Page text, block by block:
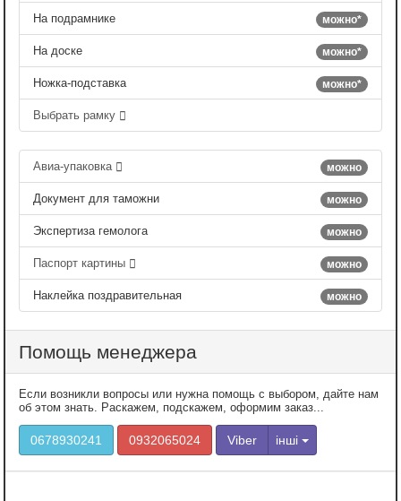
можно*
На подрамнике
можно*
На доске
можно*
Ножка-подставка
Выбрать рамку
можно
Авиа-упаковка
можно
Документ для таможни
можно
Экспертиза гемолога
можно
Паспорт картины
можно
Наклейка поздравительная
Помощь менеджера
Если возникли вопросы или нужна помощь с выбором, дайте нам
об этом знать. Раскажем, подскажем, оформим заказ...
0678930241 0932065024 Viber інші